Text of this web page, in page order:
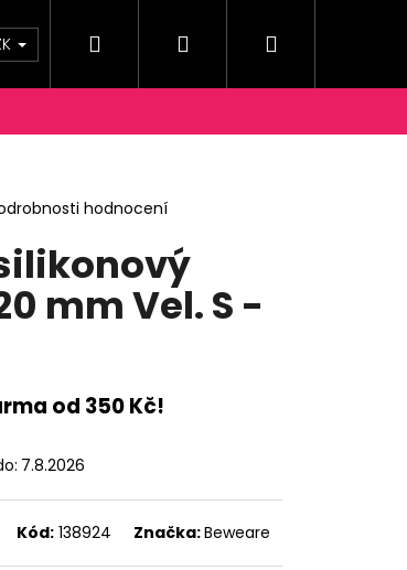
KONTAKTY Moje
Hledat PřihlášeníNákupní
košík
hodnocení
mm Vel. S -
od 350 Kč!
7.8.2026
Kód: 138924 Značka:Beweare